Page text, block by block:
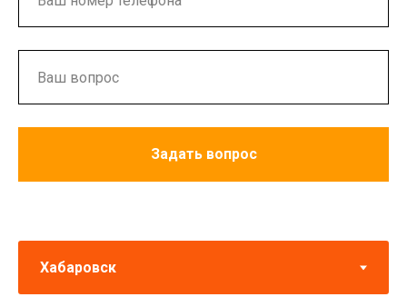
Задать вопрос